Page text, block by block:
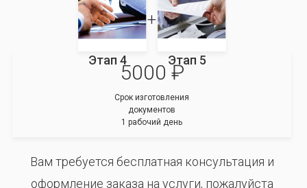
Этап 4 Этап 5
5000 ₽
Срок изготовления
документов
1 рабочий день
Вам требуется бесплатная консультация и
оформление заказа на услуги, пожалуйста